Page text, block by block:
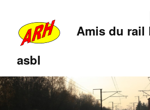
Amis du rail
asbl